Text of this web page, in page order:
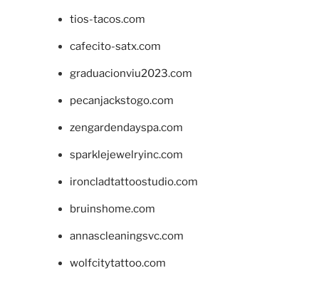
tios-tacos.com
cafecito-satx.com
graduacionviu2023.com
pecanjackstogo.com
zengardendayspa.com
sparklejewelryinc.com
ironcladtattoostudio.com
bruinshome.com
annascleaningsvc.com
wolfcitytattoo.com